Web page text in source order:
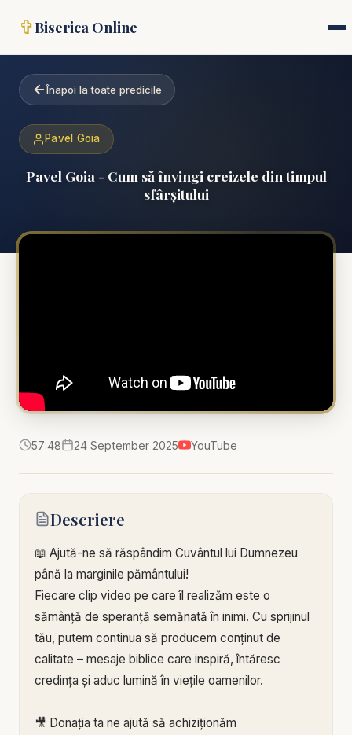
✞Biserica Online
Înapoi la toate predicile
Pavel Goia
Pavel Goia - Cum să învingi creizele din timpul
sfârșitului
57:48 24 September 2025 YouTube
Descriere
📖 Ajută-ne să răspândim Cuvântul lui Dumnezeu
până la marginile pământului!
Fiecare clip video pe care îl realizăm este o
sămânță de speranță semănată în inimi. Cu sprijinul
tău, putem continua să producem conținut de
calitate – mesaje biblice care inspiră, întăresc
credința și aduc lumină în viețile oamenilor.
🎥 Donația ta ne ajută să achiziționăm